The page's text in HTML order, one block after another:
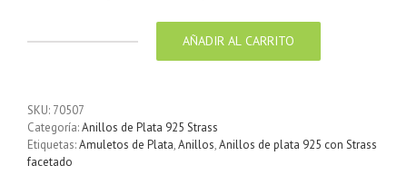
con
circón
color
AÑADIR AL CARRITO
SKU: 70507
Categoría:Anillos de Plata 925 Strass
Etiquetas:Amuletos de Plata,Anillos,Anillos de plata 925 con Strass
facetado